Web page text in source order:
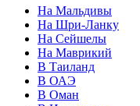
На Мальдивы
На Шри-Ланку
На Сейшелы
На Маврикий
В Таиланд
В ОАЭ
В Оман